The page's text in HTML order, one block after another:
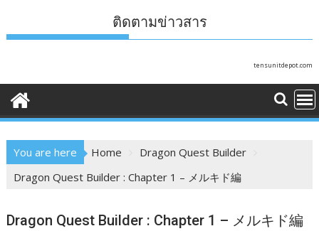
ติดตามข่าวสาร
tensunitdepot.com
You are here Home
Dragon Quest Builder
Dragon Quest Builder : Chapter 1 – メルキド編
Dragon Quest Builder : Chapter 1 – メルキド編